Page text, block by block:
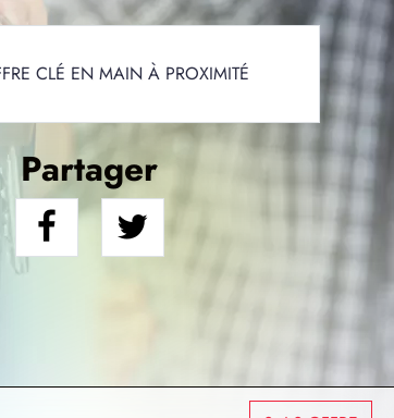
CLÉ EN MAIN À PROXIMITÉ
Partager